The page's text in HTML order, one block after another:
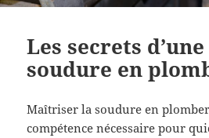
Les secrets
soudure en
Maîtriser la soudure en
compétence nécessaire pour